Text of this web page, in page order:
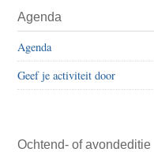
Agenda
Agenda
Geef je activiteit door
Ochtend- of avondeditie